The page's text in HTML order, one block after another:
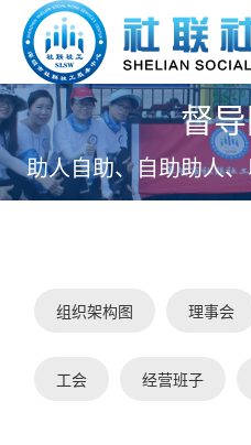
督
助人自助、自助助人
组织架构图 理事会
工会 经营班子